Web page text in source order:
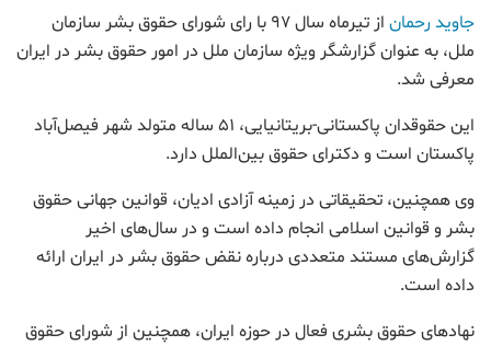
جاوید رحمان
از تیرماه سال ۹۷ با رای شورای حقوق بشر سازمان
ملل، به عنوان گزارشگر ویژه سازمان ملل در امور حقوق بشر در ایران
معرفی شد.
این حقوقدان پاکستانی-بریتانیایی، ۵۱ ساله متولد شهر فیصل‌آباد
پاکستان است و دکترای حقوق بین‌الملل دارد.
وی همچنین، تحقیقاتی در زمینه آزادی ادیان، قوانین جهانی حقوق
بشر و قوانین اسلامی انجام داده است و در سال‌های اخیر
گزارش‌های مستند متعددی درباره نقض حقوق بشر در ایران ارائه
داده است.
نهادهای حقوق بشری فعال در حوزه ایران، همچنین از شورای حقوق